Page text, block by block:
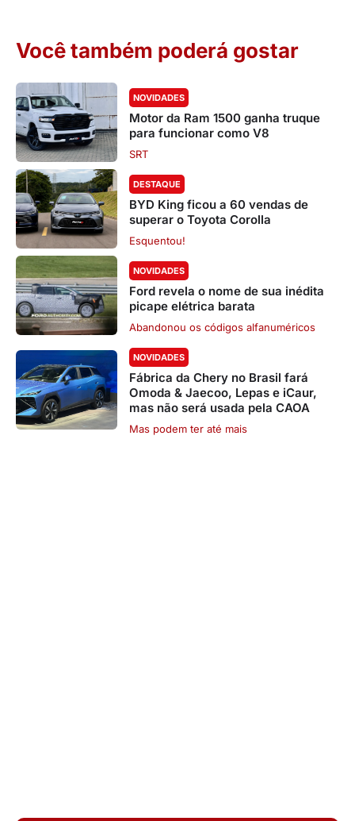
Você também poderá gostar
NOVIDADES
Motor da Ram 1500 ganha truque
para funcionar como V8
SRT
DESTAQUE
BYD King ficou a 60 vendas de
superar o Toyota Corolla
Esquentou!
NOVIDADES
Ford revela o nome de sua inédita
picape elétrica barata
Abandonou os códigos alfanuméricos
NOVIDADES
Fábrica da Chery no Brasil fará
Omoda & Jaecoo, Lepas e iCaur,
mas não será usada pela CAOA
Mas podem ter até mais